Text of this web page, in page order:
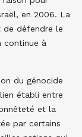
en 2006. La
de défendre le
continue à
du génocide
établi entre
et la
par certains